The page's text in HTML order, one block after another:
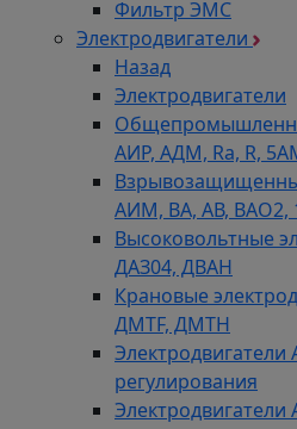
Фильтр ЭМС
Электродвигатели
Назад
Электродвигатели
АИР, АДМ, Ra, R,
АИМ, ВА, АВ,
Высоковольтные
ДАЗ04, ДВАН
Крановые
ДMTF, ДМТН
Электродвигатели
регулирования
Электродвигатели